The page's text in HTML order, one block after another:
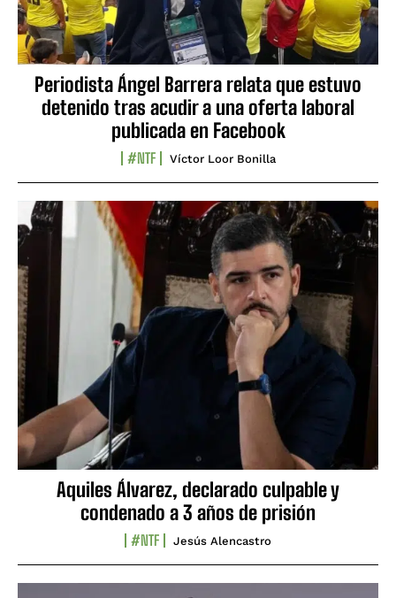
Periodista Ángel Barrera relata que estuvo
detenido tras acudir a una oferta laboral
publicada en Facebook
#NTF Víctor Loor Bonilla
Aquiles Álvarez, declarado culpable y
condenado a 3 años de prisión
#NTF Jesús Alencastro